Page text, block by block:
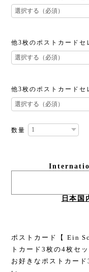
他3枚のポストカードセ
他3枚のポストカードセ
数量
日本国
ポストカード【 Ein
トカード3枚の4枚セッ
お好きなポストカー